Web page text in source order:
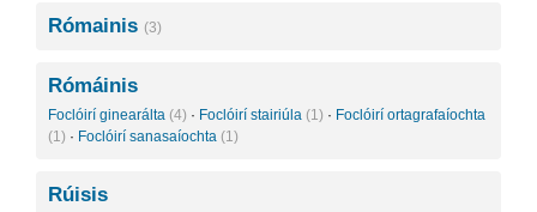
Rómainis (3)
Rómáinis
Foclóirí ginearálta (4) · Foclóirí stairiúla (1) · Foclóirí ortagrafaíochta
(1) · Foclóirí sanasaíochta (1)
Rúisis